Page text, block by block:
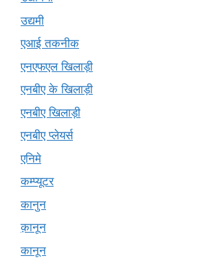
उद्यमी
एआई तकनीक
एनएफएल खिलाड़ी
एनबीए के खिलाड़ी
एनबीए खिलाड़ी
एनबीए प्लेयर्स
एनिमे
कम्प्यूटर
कानुन
क़ानून
कानून